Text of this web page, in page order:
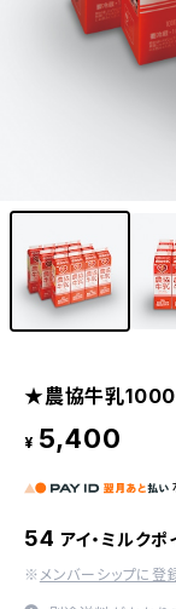
★農協牛乳
¥ 5,400
54 アイ・ミルク
※ メンバーシップに登